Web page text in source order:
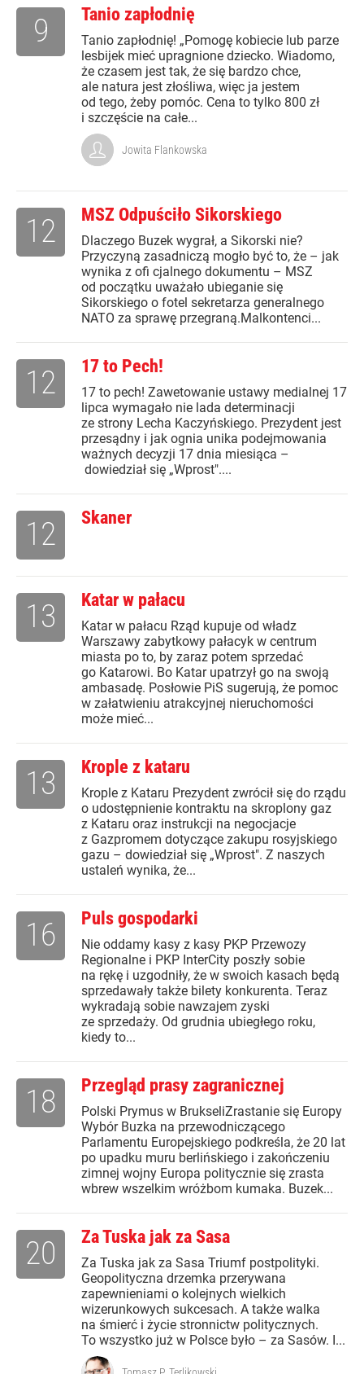
Tanio zapłodnię
Tanio zapłodnię! „Pomogę kobiecie lub parze
lesbijek mieć upragnione dziecko. Wiadomo,
że czasem jest tak, że się bardzo chce,
ale natura jest złośliwa, więc ja jestem
od tego, żeby pomóc. Cena to tylko 800 zł
i szczęście na całe...
9
Jowita Flankowska
MSZ Odpuściło Sikorskiego
Dlaczego Buzek wygrał, a Sikorski nie?
Przyczyną zasadniczą mogło być to, że – jak
wynika z ofi cjalnego dokumentu – MSZ
od początku uważało ubieganie się
Sikorskiego o fotel sekretarza generalnego
NATO za sprawę przegraną.Malkontenci...
12
17 to Pech!
17 to pech! Zawetowanie ustawy medialnej 17
lipca wymagało nie lada determinacji
ze strony Lecha Kaczyńskiego. Prezydent jest
przesądny i jak ognia unika podejmowania
ważnych decyzji 17 dnia miesiąca –
dowiedział się „Wprost"....
12
Skaner
12
Katar w pałacu
Katar w pałacu Rząd kupuje od władz
Warszawy zabytkowy pałacyk w centrum
miasta po to, by zaraz potem sprzedać
go Katarowi. Bo Katar upatrzył go na swoją
ambasadę. Posłowie PiS sugerują, że pomoc
w załatwieniu atrakcyjnej nieruchomości
może mieć...
13
Krople z kataru
Krople z Kataru Prezydent zwrócił się do rządu
o udostępnienie kontraktu na skroplony gaz
z Kataru oraz instrukcji na negocjacje
z Gazpromem dotyczące zakupu rosyjskiego
gazu – dowiedział się „Wprost". Z naszych
ustaleń wynika, że...
13
Puls gospodarki
Nie oddamy kasy z kasy PKP Przewozy
Regionalne i PKP InterCity poszły sobie
na rękę i uzgodniły, że w swoich kasach będą
sprzedawały także bilety konkurenta. Teraz
wykradają sobie nawzajem zyski
ze sprzedaży. Od grudnia ubiegłego roku,
kiedy to...
16
Przegląd prasy zagranicznej
Polski Prymus w BrukseliZrastanie się Europy
Wybór Buzka na przewodniczącego
Parlamentu Europejskiego podkreśla, że 20 lat
po upadku muru berlińskiego i zakończeniu
zimnej wojny Europa politycznie się zrasta
wbrew wszelkim wróżbom kumaka. Buzek...
18
Za Tuska jak za Sasa
Za Tuska jak za Sasa Triumf postpolityki.
Geopolityczna drzemka przerywana
zapewnieniami o kolejnych wielkich
wizerunkowych sukcesach. A także walka
na śmierć i życie stronnictw politycznych.
To wszystko już w Polsce było – za Sasów. I...
20